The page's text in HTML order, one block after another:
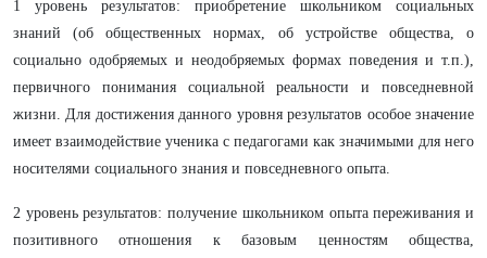
1 уровень результатов: приобретение школьником социальных
знаний (об общественных нормах, об устройстве общества, о
социально одобряемых и неодобряемых формах поведения и т.п.),
первичного понимания социальной реальности и повседневной
жизни. Для достижения данного уровня результатов особое значение
имеет взаимодействие ученика с педагогами как значимыми для него
носителями социального знания и повседневного опыта.
2 уровень результатов: получение школьником опыта переживания и
позитивного отношения к базовым ценностям общества,